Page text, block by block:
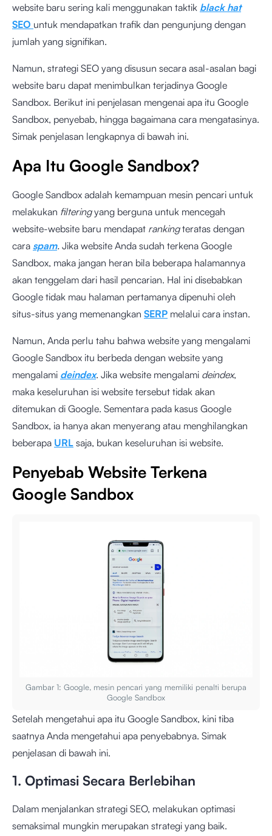
website baru sering kali menggunakan taktik black hat
SEO untuk mendapatkan trafik dan pengunjung dengan
jumlah yang signifikan.
Namun, strategi SEO yang disusun secara asal-asalan bagi
website baru dapat menimbulkan terjadinya Google
Sandbox. Berikut ini penjelasan mengenai apa itu Google
Sandbox, penyebab, hingga bagaimana cara mengatasinya.
Simak penjelasan lengkapnya di bawah ini.
Apa Itu Google Sandbox?
Google Sandbox adalah kemampuan mesin pencari untuk
melakukan filteringyang berguna untuk mencegah
website-website baru mendapat rankingteratas dengan
cara spam. Jika website Anda sudah terkena Google
Sandbox, maka jangan heran bila beberapa halamannya
akan tenggelam dari hasil pencarian. Hal ini disebabkan
Google tidak mau halaman pertamanya dipenuhi oleh
situs-situs yang memenangkan SERP melalui cara instan.
Namun, Anda perlu tahu bahwa website yang mengalami
Google Sandbox itu berbeda dengan website yang
mengalami deindex. Jika website mengalami deindex,
maka keseluruhan isi website tersebut tidak akan
ditemukan di Google. Sementara pada kasus Google
Sandbox, ia hanya akan menyerang atau menghilangkan
beberapa URL saja, bukan keseluruhan isi website.
Penyebab Website Terkena
Google Sandbox
Gambar 1: Google, mesin pencari yang memiliki penalti berupa
Google Sandbox
Setelah mengetahui apa itu Google Sandbox, kini tiba
saatnya Anda mengetahui apa penyebabnya. Simak
penjelasan di bawah ini.
1. Optimasi Secara Berlebihan
Dalam menjalankan strategi SEO, melakukan optimasi
semaksimal mungkin merupakan strategi yang baik.